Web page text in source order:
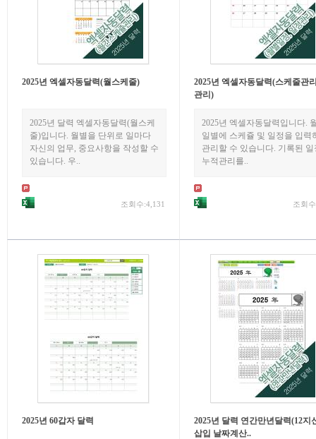
2025년 엑셀자동달력(월스케줄)
2025년 달력 엑셀자동달력(월스케
줄)입니다. 월별을 단위로 일마다
자신의 업무, 중요사항을 작성할 수
있습니다. 우..
조회수:4,131
2025년 엑셀자동달력(스케줄관
관리)
2025년 엑셀자동달력입니다.
일별에 스케쥴 및 일정을 입력
관리할 수 있습니다. 기록된 일
누적관리를..
조회
2025년 60갑자 달력
2025년 달력 연간만년달력(12지
삽입 날짜계산..